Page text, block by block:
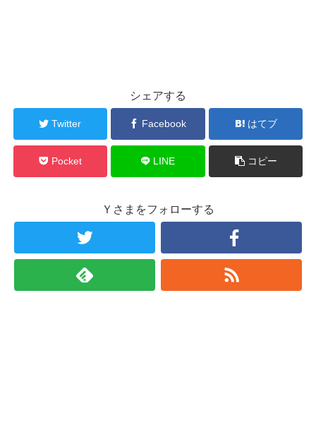
シェアする
Twitter Facebook はてブ
Pocket LINE コピー
Ｙさまをフォローする